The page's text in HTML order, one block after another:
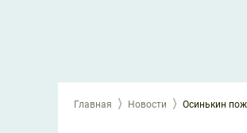
Главная Новости Осинькин